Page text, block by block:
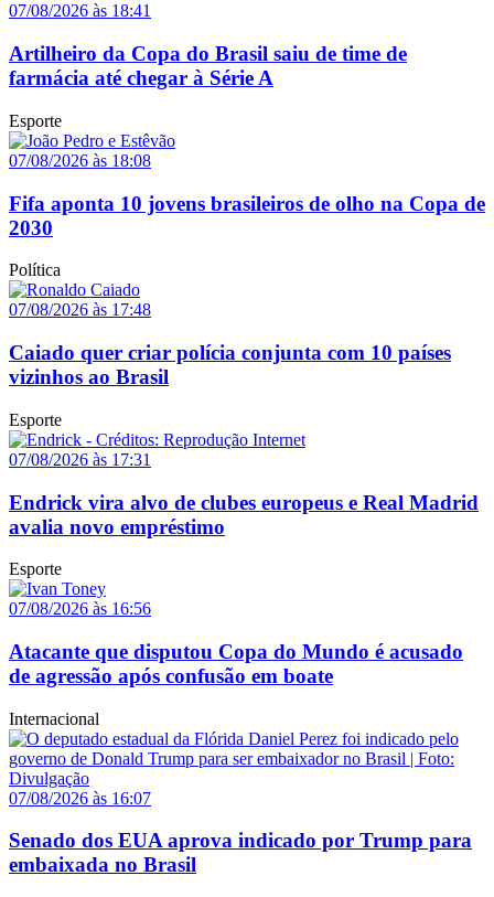
07/08/2026 às 18:41
Artilheiro da Copa do Brasil saiu de time de
farmácia até chegar à Série A
Esporte
07/08/2026 às 18:08
Fifa aponta 10 jovens brasileiros de olho na Copa de
2030
Política
07/08/2026 às 17:48
Caiado quer criar polícia conjunta com 10 países
vizinhos ao Brasil
Esporte
07/08/2026 às 17:31
Endrick vira alvo de clubes europeus e Real Madrid
avalia novo empréstimo
Esporte
07/08/2026 às 16:56
Atacante que disputou Copa do Mundo é acusado
de agressão após confusão em boate
Internacional
07/08/2026 às 16:07
Senado dos EUA aprova indicado por Trump para
embaixada no Brasil